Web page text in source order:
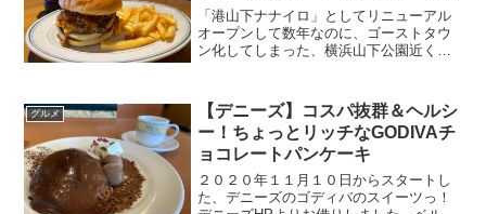
～ドン・キホーテ港山下
「港山下ナナイロ」としてリニューアル
オープンして数年なのに、ゴーストタウ
ン化してしまった、横浜山下公園近くの
街。 以前は「サンマルクカフェ」「焼
肉屋」「カフェ」「ロール...
グルメ
【デニーズ】コスパ抜群＆ヘルシ
ー！ちょっとリッチなGODIVAチ
ョコレートパンケーキ
２０２０年１１月１０日からスタートし
た、デニーズのゴディバのスイーツっ！